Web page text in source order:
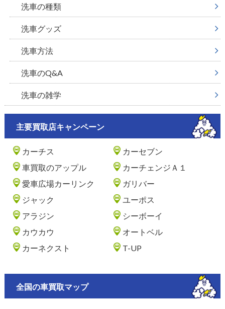
洗車の種類
洗車グッズ
洗車方法
洗車のQ&A
洗車の雑学
主要買取店キャンペーン
カーチス
カーセブン
車買取のアップル
カーチェンジＡ１
愛車広場カーリンク
ガリバー
ジャック
ユーポス
アラジン
シーボーイ
カウカウ
オートベル
カーネクスト
T-UP
全国の車買取マップ